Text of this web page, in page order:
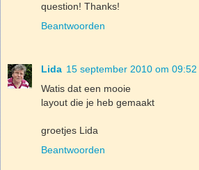
question! Thanks!
Beantwoorden
Lida 15 september 2010 om 09:52
Watis dat een mooie
layout die je heb gemaakt
groetjes Lida
Beantwoorden